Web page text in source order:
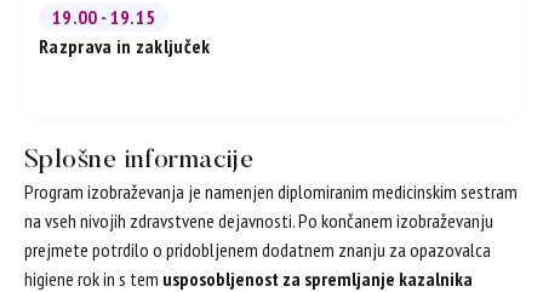
19.00 - 19.15
Razprava in zaključek
Splošne informacije
Program izobraževanja je namenjen diplomiranim medicinskim sestram
na vseh nivojih zdravstvene dejavnosti. Po končanem izobraževanju
prejmete potrdilo o pridobljenem dodatnem znanju za opazovalca
higiene rok in s tem usposobljenost za spremljanje kazalnika